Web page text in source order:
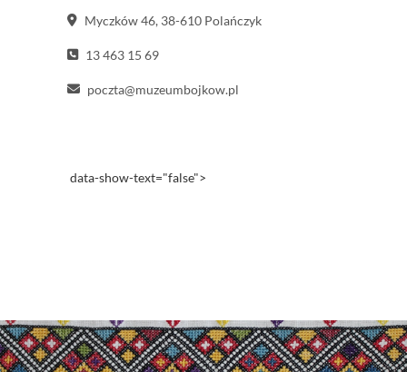
Myczków 46, 38-610 Polańczyk
13 463 15 69
poczta@muzeumbojkow.pl
data-show-text="false">